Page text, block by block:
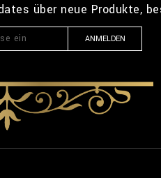
über neue Produkte,
ANMELDEN